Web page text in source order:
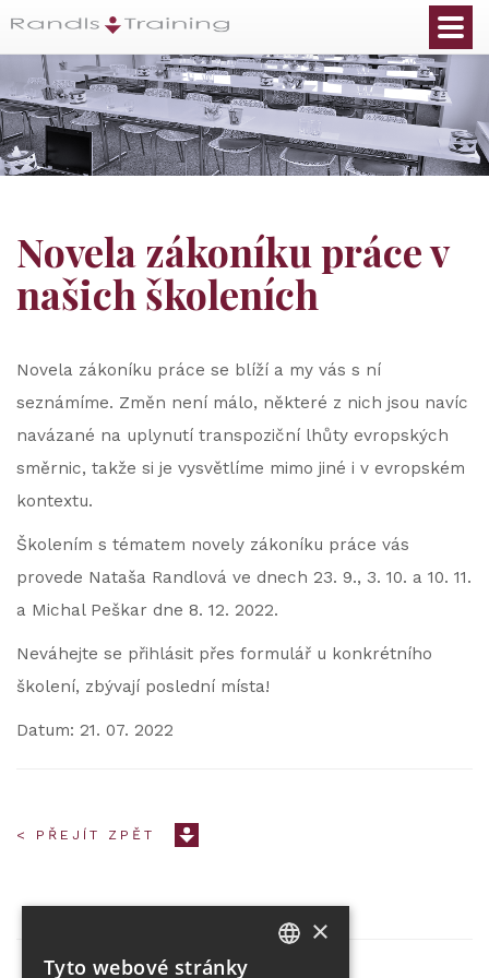
Novela zákoníku práce v
našich školeních
Novela zákoníku práce se blíží a my vás s ní
seznámíme. Změn není málo, některé z nich jsou navíc
navázané na uplynutí transpoziční lhůty evropských
směrnic, takže si je vysvětlíme mimo jiné i v evropském
kontextu.
Školením s tématem novely zákoníku práce vás
provede Nataša Randlová ve dnech 23. 9., 3. 10. a 10. 11.
a Michal Peškar dne 8. 12. 2022.
Neváhejte se přihlásit přes formulář u konkrétního
školení, zbývají poslední místa!
Datum: 21. 07. 2022
< PŘEJÍT ZPĚT
×
Tyto webové stránky